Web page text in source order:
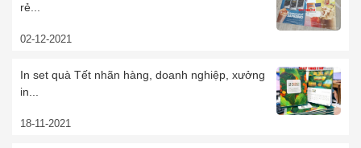
rẻ...
02-12-2021
In set quà Tết nhãn hàng, doanh nghiệp, xưởng
in...
18-11-2021